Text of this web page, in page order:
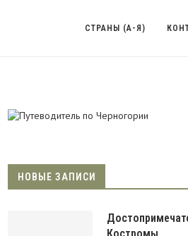
СТРАНЫ (А-Я)
НОВЫЕ ЗАПИСИ